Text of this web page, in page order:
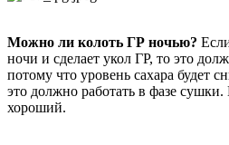
Можно ли колоть ГР ночью?
ночи и сделает укол ГР, то это
потому что уровень сахара будет
это должно работать в фазе
хороший.